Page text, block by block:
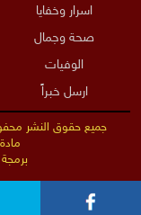
اسرار وخفايا
صحة وجمال
الوفيات
ارسل خبراً
جميع حقوق النشر